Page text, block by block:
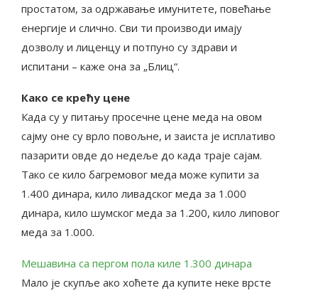
простатом, за одржавање имунитете, повећање
енергије и слично. Сви ти производи имају
дозволу и лиценцу и потпуно су здрави и
испитани – каже она за „Блиц“.
Како се крећу цене
Када су у питању просечне цене меда на овом
сајму оне су врло повољне, и заиста је исплативо
пазарити овде до недеље до када траје сајам.
Тако се кило багремовог меда може купити за
1.400 динара, кило ливадског меда за 1.000
динара, кило шумског меда за 1.200, кило липовог
меда за 1.000.
Мешавина са пергом пола киле 1.300 динара
Мало је скупље ако хоћете да купите неке врсте